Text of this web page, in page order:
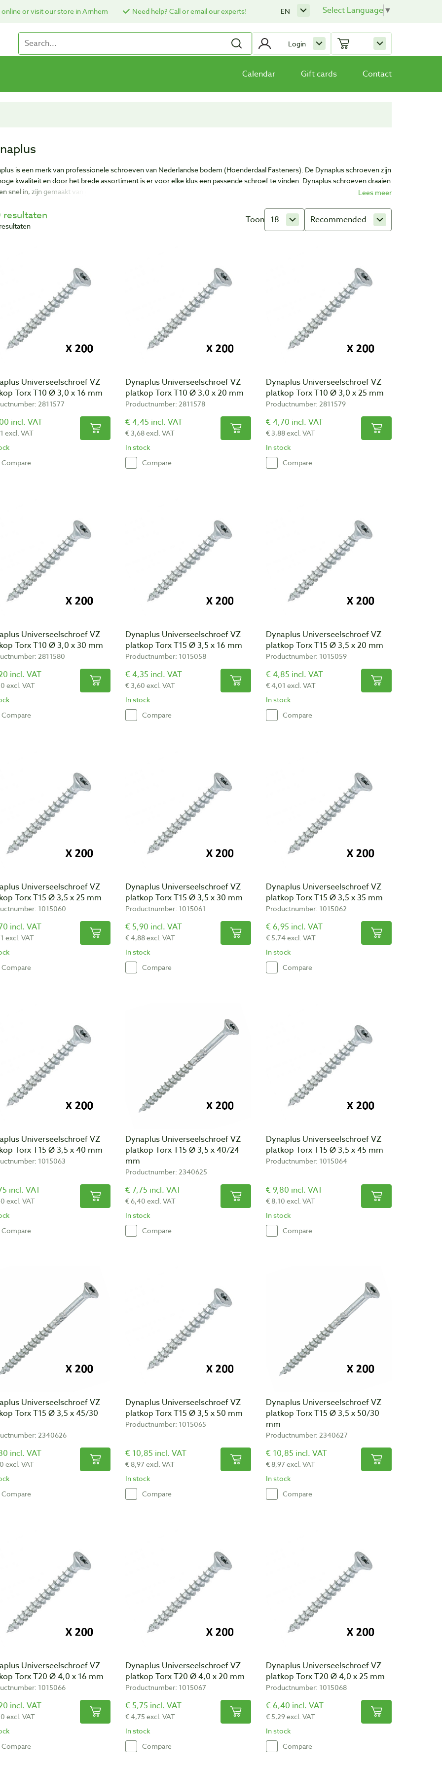
online or visit our store in Arnhem Need help? Call or email our experts! Select Language▼
EN
Login
Calendar Gift cards Contact
is een merk van professionele schroeven van Nederlandse bodem (Hoenderdaal Fasteners). De Dynaplus schroeven zijn
kwaliteit en door het brede assortiment is er voor elke klus een passende schroef te vinden. Dynaplus schroeven draaien
snel in, zijn gemaakt van gehard staal maar blijven toch flexibel.
resultaten Toon 18 Recommended
Universeelschroef VZ
Torx T10 Ø 3,0 x 16 mm
2811577
incl. VAT
excl. VAT
Compare
Dynaplus Universeelschroef VZ
platkop Torx T10 Ø 3,0 x 20 mm
Productnumber: 2811578
€ 4,45 incl. VAT
€ 3,68 excl. VAT
In stock
Compare
Dynaplus Universeelschroef VZ
platkop Torx T10 Ø 3,0 x 25 mm
Productnumber: 2811579
€ 4,70 incl. VAT
€ 3,88 excl. VAT
In stock
Compare
Universeelschroef VZ
Torx T10 Ø 3,0 x 30 mm
2811580
incl. VAT
excl. VAT
Compare
Dynaplus Universeelschroef VZ
platkop Torx T15 Ø 3,5 x 16 mm
Productnumber: 1015058
€ 4,35 incl. VAT
€ 3,60 excl. VAT
In stock
Compare
Dynaplus Universeelschroef VZ
platkop Torx T15 Ø 3,5 x 20 mm
Productnumber: 1015059
€ 4,85 incl. VAT
€ 4,01 excl. VAT
In stock
Compare
Universeelschroef VZ
Torx T15 Ø 3,5 x 25 mm
1015060
incl. VAT
excl. VAT
Compare
Dynaplus Universeelschroef VZ
platkop Torx T15 Ø 3,5 x 30 mm
Productnumber: 1015061
€ 5,90 incl. VAT
€ 4,88 excl. VAT
In stock
Compare
Dynaplus Universeelschroef VZ
platkop Torx T15 Ø 3,5 x 35 mm
Productnumber: 1015062
€ 6,95 incl. VAT
€ 5,74 excl. VAT
In stock
Compare
Universeelschroef VZ
Torx T15 Ø 3,5 x 40 mm
1015063
incl. VAT
excl. VAT
Compare
Dynaplus Universeelschroef VZ
platkop Torx T15 Ø 3,5 x 40/24
mm
Productnumber: 2340625
€ 7,75 incl. VAT
€ 6,40 excl. VAT
In stock
Compare
Dynaplus Universeelschroef VZ
platkop Torx T15 Ø 3,5 x 45 mm
Productnumber: 1015064
€ 9,80 incl. VAT
€ 8,10 excl. VAT
In stock
Compare
Universeelschroef VZ
Torx T15 Ø 3,5 x 45/30
2340626
incl. VAT
excl. VAT
Compare
Dynaplus Universeelschroef VZ
platkop Torx T15 Ø 3,5 x 50 mm
Productnumber: 1015065
€ 10,85 incl. VAT
€ 8,97 excl. VAT
In stock
Compare
Dynaplus Universeelschroef VZ
platkop Torx T15 Ø 3,5 x 50/30
mm
Productnumber: 2340627
€ 10,85 incl. VAT
€ 8,97 excl. VAT
In stock
Compare
Universeelschroef VZ
Torx T20 Ø 4,0 x 16 mm
1015066
incl. VAT
excl. VAT
Compare
Dynaplus Universeelschroef VZ
platkop Torx T20 Ø 4,0 x 20 mm
Productnumber: 1015067
€ 5,75 incl. VAT
€ 4,75 excl. VAT
In stock
Compare
Dynaplus Universeelschroef VZ
platkop Torx T20 Ø 4,0 x 25 mm
Productnumber: 1015068
€ 6,40 incl. VAT
€ 5,29 excl. VAT
In stock
Compare